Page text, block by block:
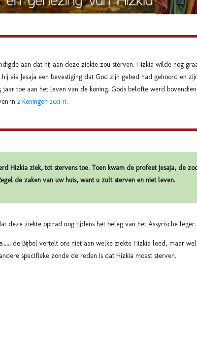
aan dat hij aan deze ziekte zou sterven. Hizkia wilde nog
via Jesaja een bevestiging dat God zijn gebed had gehoord en
jaar toe aan het leven van de koning. Gods belofte werd
in 2 Koningen 20:1-11.
Hizkia ziek, tot stervens toe. Toen kwam de profeet Jesaja, de
de zaken van uw huis, want u zult sterven en niet leven.
deze ziekte optrad nog tijdens het beleg van het Assyrische leger.
de Bijbel vertelt ons niet aan welke ziekte Hizkia leed, maar
specifieke zonde de reden is dat Hizkia moest sterven.